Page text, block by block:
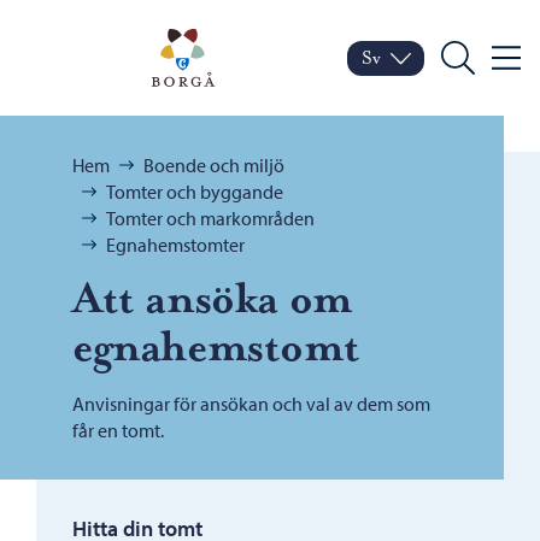
Porvoo – Gå till
Byt språk
Nuvarande språk:
Sv
Sök Meny
Bläddra:
Hem
Boende och miljö
Tomter och byggande
Tomter och markområden
Egnahemstomter
Att ansöka om
egnahemstomt
Anvisningar för ansökan och val av dem som
får en tomt.
Hitta din tomt